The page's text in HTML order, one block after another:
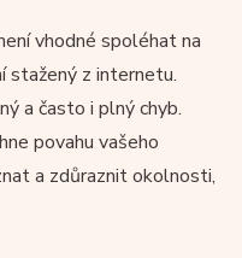
vhodné spoléhat na
stažený z internetu.
a často i plný chyb.
povahu vašeho
a zdůraznit okolnosti,